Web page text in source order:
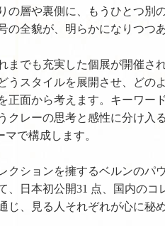
層や裏側に、もうひとつ別
全貌が、明らかになりつつあ
でも充実した個展が開催さ
うスタイルを展開させ、どの
正面から考えます。キーワー
クレーの思考と感性に分け入
で構成します。
ションを擁するベルンのパ
日本初公開31 点、国内のコ
じ、見る人それぞれが心に秘